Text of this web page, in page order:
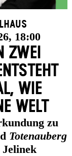
18:00
ZWEI
WIE
WELT
zu
Totenauberg